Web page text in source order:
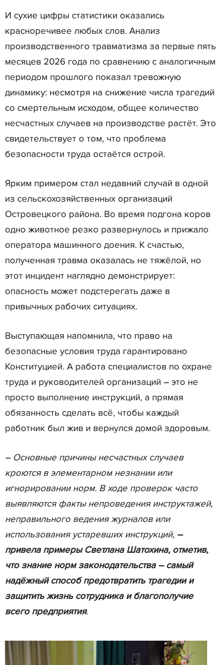
И сухие цифры статистики оказались
красноречивее любых слов. Анализ
производственного травматизма за первые пять
месяцев 2026 года по сравнению с аналогичным
периодом прошлого показал тревожную
динамику: несмотря на снижение числа трагедий
со смертельным исходом, общее количество
несчастных случаев на производстве растёт. Это
свидетельствует о том, что проблема
безопасности труда остаётся острой.
Ярким примером стал недавний случай в одной
из сельскохозяйственных организаций
Островецкого района. Во время подгона коров
одно животное резко развернулось и прижало
оператора машинного доения. К счастью,
полученная травма оказалась не тяжёлой, но
этот инцидент наглядно демонстрирует:
опасность может подстерегать даже в
привычных рабочих ситуациях.
Выступающая напомнила, что право на
безопасные условия труда гарантировано
Конституцией. А работа специалистов по охране
труда и руководителей организаций – это не
просто выполнение инструкций, а прямая
обязанность сделать всё, чтобы каждый
работник был жив и вернулся домой здоровым.
– Основные причины несчастных случаев
кроются в элементарном незнании или
игнорировании норм. В ходе проверок часто
выявляются факты непроведения инструктажей,
неправильного ведения журналов или
использования устаревших инструкций, –
привела примеры Светлана Шатохина, отметив,
что знание норм законодательства – самый
надёжный способ предотвратить трагедии и
защитить жизнь сотрудника и благополучие
всего предприятия.